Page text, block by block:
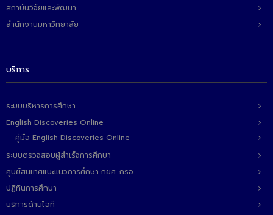
สถาบันวิจัยและพัฒนา
สำนักงานมหาวิทยาลัย
บริการ
ระบบบริหารการศึกษา
English Discoveries Online
คู่มือ English Discoveries Online
ระบบตรวจสอบผู้สำเร็จการศึกษา
ศูนย์สนเทศแนะแนวการศึกษา กยศ. กรอ.
ปฏิทินการศึกษา
บริการด้านไอที